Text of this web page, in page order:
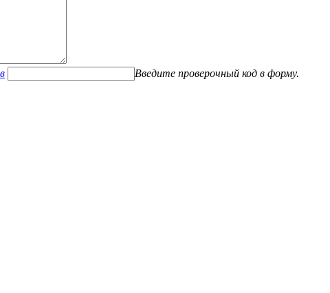
Введите проверочный код в форму.